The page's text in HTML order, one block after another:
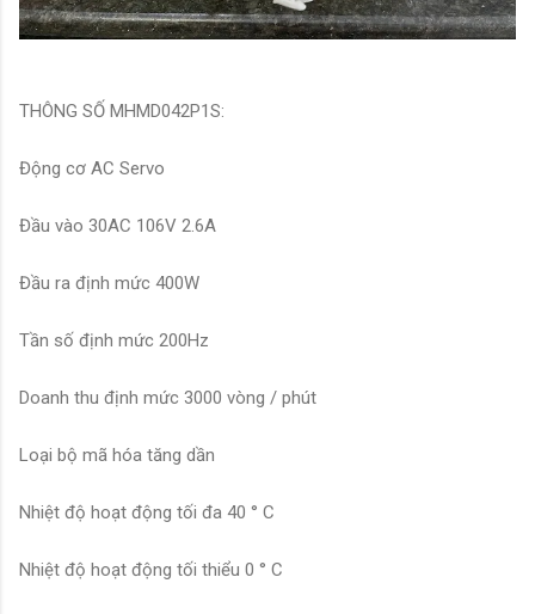
THÔNG SỐ MHMD042P1S:
Động cơ AC Servo
Đầu vào 30AC 106V 2.6A
Đầu ra định mức 400W
Tần số định mức 200Hz
Doanh thu định mức 3000 vòng / phút
Loại bộ mã hóa tăng dần
Nhiệt độ hoạt động tối đa 40 ° C
Nhiệt độ hoạt động tối thiểu 0 ° C